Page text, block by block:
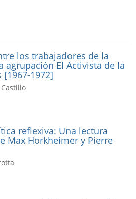
los trabajadores de la
agrupación El Activista de la
[1967-1972]
reflexiva: Una lectura
Max Horkheimer y Pierre